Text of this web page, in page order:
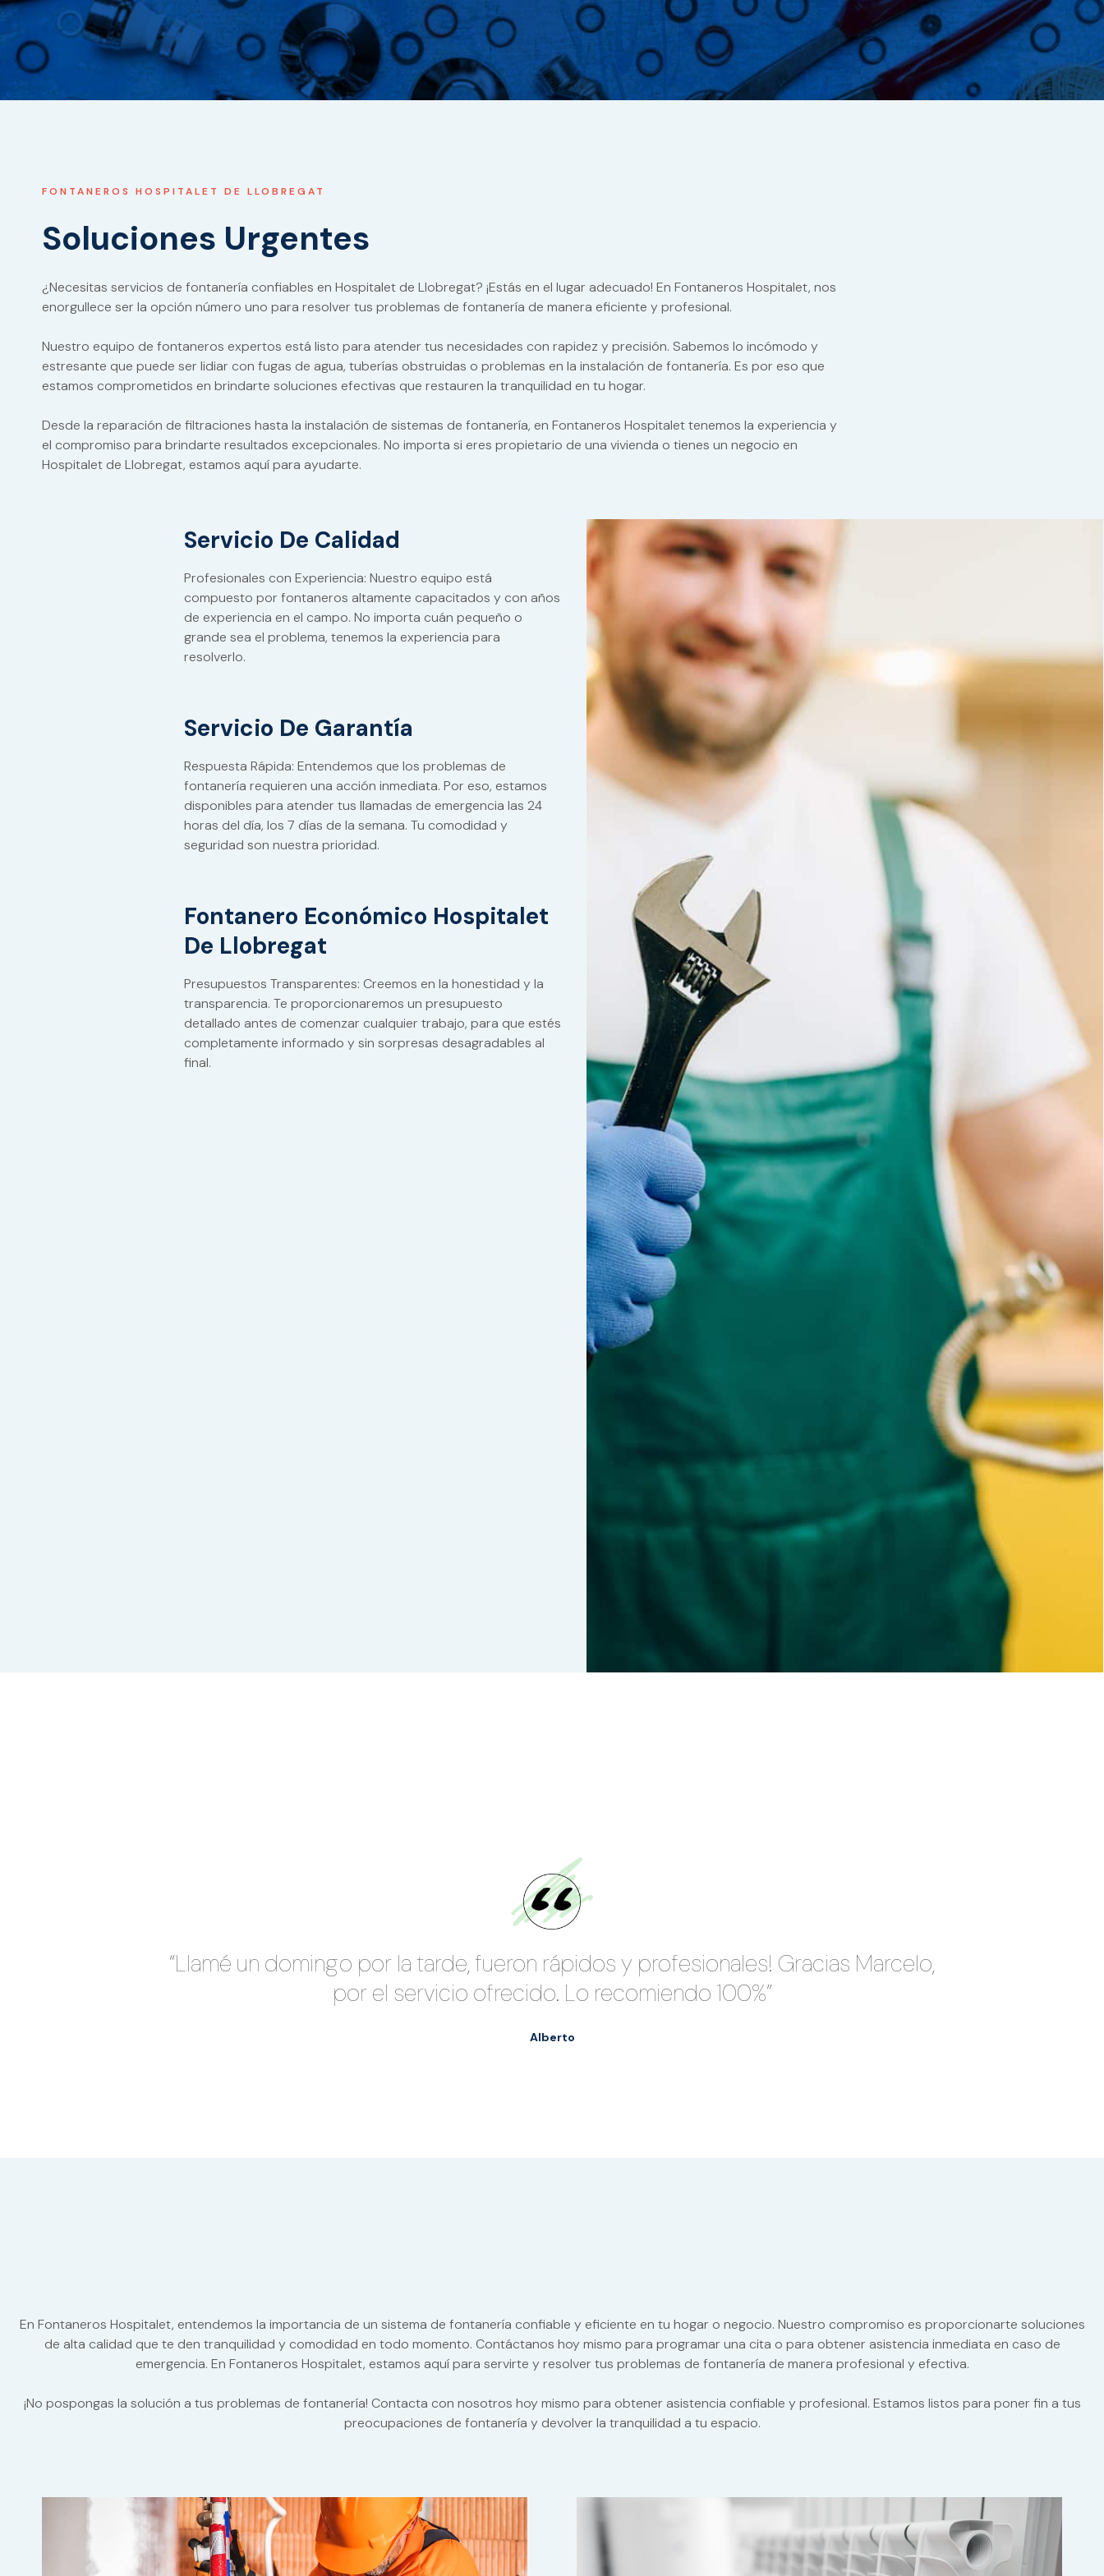
FONTANEROS HOSPITALET DE LLOBREGAT
Soluciones Urgentes
¿Necesitas servicios de fontanería confiables en Hospitalet de Llobregat? ¡Estás en el lugar adecuado! En Fontaneros Hospitalet, nos
enorgullece ser la opción número uno para resolver tus problemas de fontanería de manera eficiente y profesional.
Nuestro equipo de fontaneros expertos está listo para atender tus necesidades con rapidez y precisión. Sabemos lo incómodo y
estresante que puede ser lidiar con fugas de agua, tuberías obstruidas o problemas en la instalación de fontanería. Es por eso que
estamos comprometidos en brindarte soluciones efectivas que restauren la tranquilidad en tu hogar.
Desde la reparación de filtraciones hasta la instalación de sistemas de fontanería, en Fontaneros Hospitalet tenemos la experiencia y
el compromiso para brindarte resultados excepcionales. No importa si eres propietario de una vivienda o tienes un negocio en
Hospitalet de Llobregat, estamos aquí para ayudarte.
Servicio De Calidad
Profesionales con Experiencia: Nuestro equipo está
compuesto por fontaneros altamente capacitados y con años
de experiencia en el campo. No importa cuán pequeño o
grande sea el problema, tenemos la experiencia para
resolverlo.
Servicio De Garantía
Respuesta Rápida: Entendemos que los problemas de
fontanería requieren una acción inmediata. Por eso, estamos
disponibles para atender tus llamadas de emergencia las 24
horas del día, los 7 días de la semana. Tu comodidad y
seguridad son nuestra prioridad.
Fontanero Económico Hospitalet
De Llobregat
Presupuestos Transparentes: Creemos en la honestidad y la
transparencia. Te proporcionaremos un presupuesto
detallado antes de comenzar cualquier trabajo, para que estés
completamente informado y sin sorpresas desagradables al
final.
“Llamé un domingo por la tarde, fueron rápidos y profesionales! Gracias Marcelo,
por el servicio ofrecido. Lo recomiendo 100%”
Alberto
En Fontaneros Hospitalet, entendemos la importancia de un sistema de fontanería confiable y eficiente en tu hogar o negocio. Nuestro compromiso es proporcionarte soluciones
de alta calidad que te den tranquilidad y comodidad en todo momento. Contáctanos hoy mismo para programar una cita o para obtener asistencia inmediata en caso de
emergencia. En Fontaneros Hospitalet, estamos aquí para servirte y resolver tus problemas de fontanería de manera profesional y efectiva.
¡No pospongas la solución a tus problemas de fontanería! Contacta con nosotros hoy mismo para obtener asistencia confiable y profesional. Estamos listos para poner fin a tus
preocupaciones de fontanería y devolver la tranquilidad a tu espacio.